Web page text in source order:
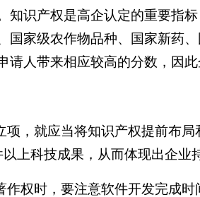
知识产权是高企认定的重要指
国家级农作物品种、国家新药
请人带来相应较高的分数，因
项，就应当将知识产权提前布
上科技成果，从而体现出企业
作权时，要注意软件开发完成